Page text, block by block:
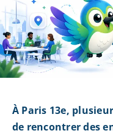
À Paris 13e,
de rencontrer des